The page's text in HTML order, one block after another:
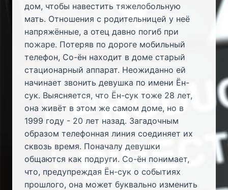
дом, чтобы навестить тяжелобольную
мать. Отношения с родительницей у неё
напряжённые, а отец давно погиб при
пожаре. Потеряв по дороге мобильный
телефон, Со-ён находит в доме старый
стационарный аппарат. Неожиданно ей
начинает звонить девушка по имени Ён-
сук. Выясняется, что Ён-сук тоже 28 лет,
она живёт в этом же самом доме, но в
1999 году - 20 лет назад. Загадочным
образом телефонная линия соединяет их
сквозь время. Поначалу девушки
общаются как подруги. Со-ён понимает,
что, предупреждая Ён-сук о событиях
прошлого, она может буквально изменить